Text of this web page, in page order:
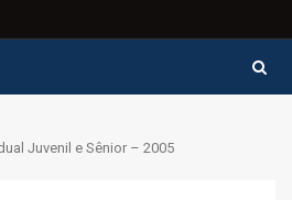
Juvenil e Sênior – 2005